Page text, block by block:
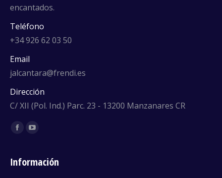
encantados.
Teléfono
+34 926 62 03 50
Email
jalcantara@frendi.es
Dirección
C/ XII (Pol. Ind.) Parc. 23 - 13200 Manzanares CR
Encuéntranos en:
Facebook
Información